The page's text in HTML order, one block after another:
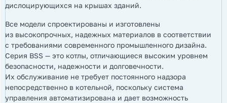
дислоцирующихся на крышах зданий.
Все модели спроектированы и изготовлены
из высокопрочных, надежных материалов в соответствии
с требованиями современного промышленного дизайна.
Серия BSS — это котлы, отличающиеся высоким уровнем
безопасности, надежности и долговечности.
Их обслуживание не требует постоянного надзора
непосредственно в котельной, поскольку система
управления автоматизирована и дает возможность